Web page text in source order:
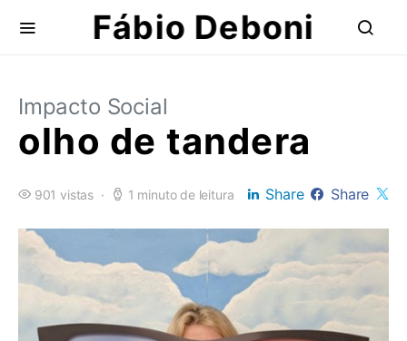
Fábio Deboni
Impacto Social
olho de tandera
901 vistas 1 minuto de leitura Share Share